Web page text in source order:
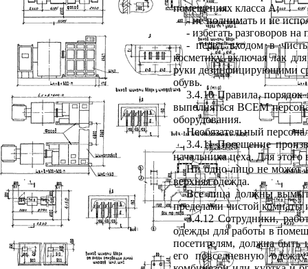
помещениях класса А;
- не поднимать и не
- избегать разговоров
- перед входом в
косметику, включая лак
руки дезинфицирующими
обувь.
3.4.10Правила, порядок
выполняться ВСЕМ
оборудования.
Необязательный
3.4.11Посещение
начальника цеха. Для
Ни одно лицо не может
верхняя одежда.
Все лица должны
пределами чистой
3.4.12Сотрудники,
одежды для работы в
посетителям, должна быть
его повседневную